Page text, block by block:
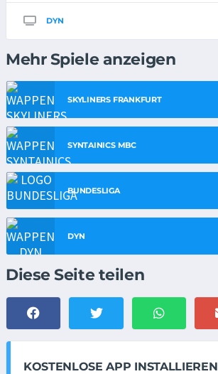
DYN
Mehr Spiele anzeigen
SKYLINERS FRANKFURT
SYNTAINICS MBC
BUNDESLIGA
DYN
Diese Seite teilen
KOSTENLOSE APP INSTALLIEREN